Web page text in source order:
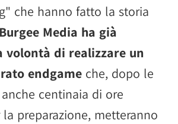
che hanno fatto la storia
Burgee Media ha già
volontà di realizzare un
endgame che, dopo le
centinaia di ore
la preparazione, metteranno